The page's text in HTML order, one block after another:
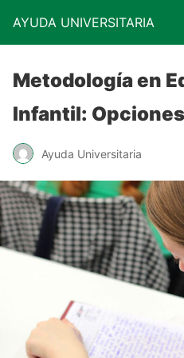
AYUDA UNIVERSITARIA
Metodología en
Infantil: Opciones
Ayuda Universitaria